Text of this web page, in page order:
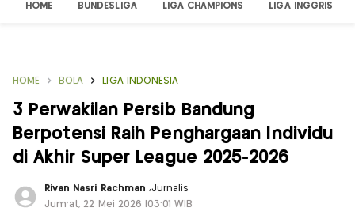
HOME BUNDESLIGA LIGA CHAMPIONS LIGA INGGRIS
HOME BOLA LIGA INDONESIA
3 Perwakilan Persib Bandung
Berpotensi Raih Penghargaan Individu
di Akhir Super League 2025-2026
Rivan Nasri Rachman ,Jurnalis
Jum'at, 22 Mei 2026 |03:01 WIB